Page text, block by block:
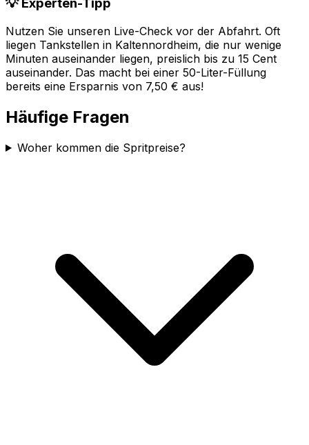
💡 Experten-Tipp
Nutzen Sie unseren Live-Check vor der Abfahrt. Oft
liegen Tankstellen in Kaltennordheim, die nur wenige
Minuten auseinander liegen, preislich bis zu 15 Cent
auseinander. Das macht bei einer 50-Liter-Füllung
bereits eine Ersparnis von 7,50 € aus!
Häufige Fragen
Woher kommen die Spritpreise?